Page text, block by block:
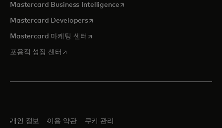
Mastercard Business Intelligence새 탭에서 열림
Mastercard Developers새 탭에서 열림
Mastercard 마케팅 센터 새 탭에서 열림
포용적 성장 센터 새 탭에서 열림
개인 정보 이용 약관 쿠키 관리